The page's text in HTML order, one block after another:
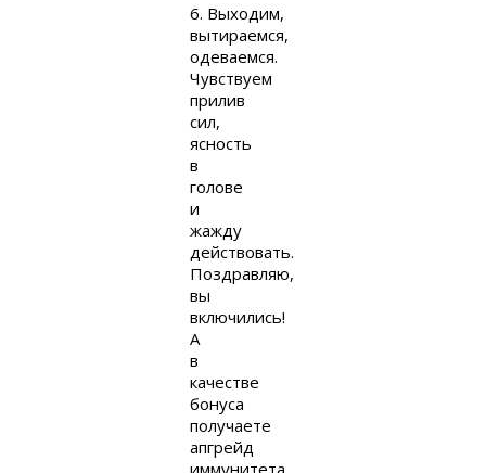
6. Выходим,
вытираемся,
одеваемся.
Чувствуем
прилив
сил,
ясность
в
голове
и
жажду
действовать.
Поздравляю,
вы
включились!
А
в
качестве
бонуса
получаете
апгрейд
иммунитета